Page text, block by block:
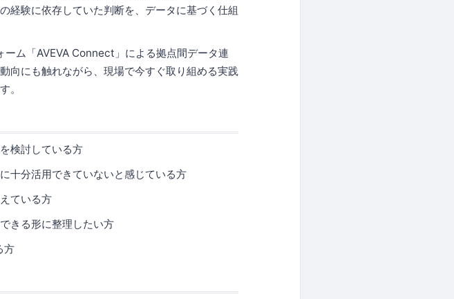
経験に依存していた判断を、データに基づく仕組
ム「AVEVA Connect」による拠点間データ連
向にも触れながら、現場で今すぐ取り組める実践
。
検討している方
十分活用できていないと感じている方
ている方
きる形に整理したい方
方